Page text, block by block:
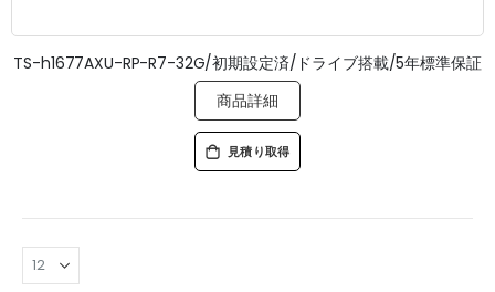
TS-h1677AXU-RP-R7-32G/初期設定済/ドライブ搭載/5年標準保証
商品詳細
見積り取得